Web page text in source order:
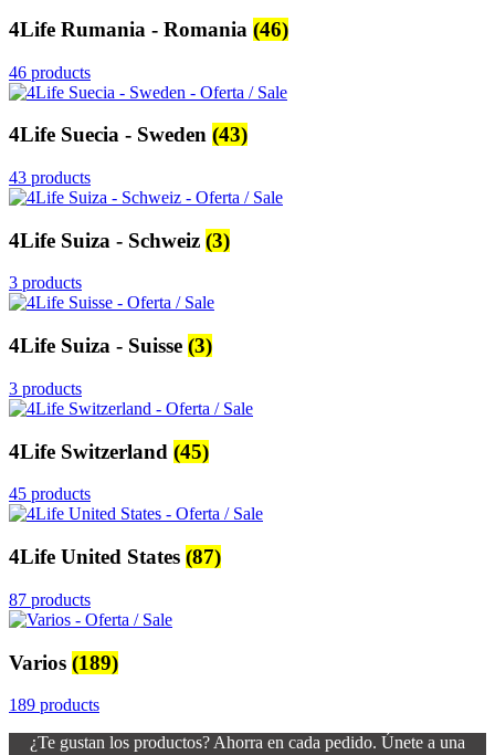
4Life Rumania - Romania (46)
46 products
4Life Suecia - Sweden (43)
43 products
4Life Suiza - Schweiz (3)
3 products
4Life Suiza - Suisse (3)
3 products
4Life Switzerland (45)
45 products
4Life United States (87)
87 products
Varios (189)
189 products
¿Te gustan los productos? Ahorra en cada pedido. Únete a una